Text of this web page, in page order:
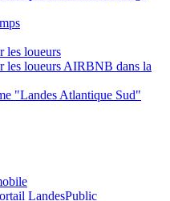
les loueurs
les loueurs AIRBNB dans la
"Landes Atlantique Sud"
LandesPublic